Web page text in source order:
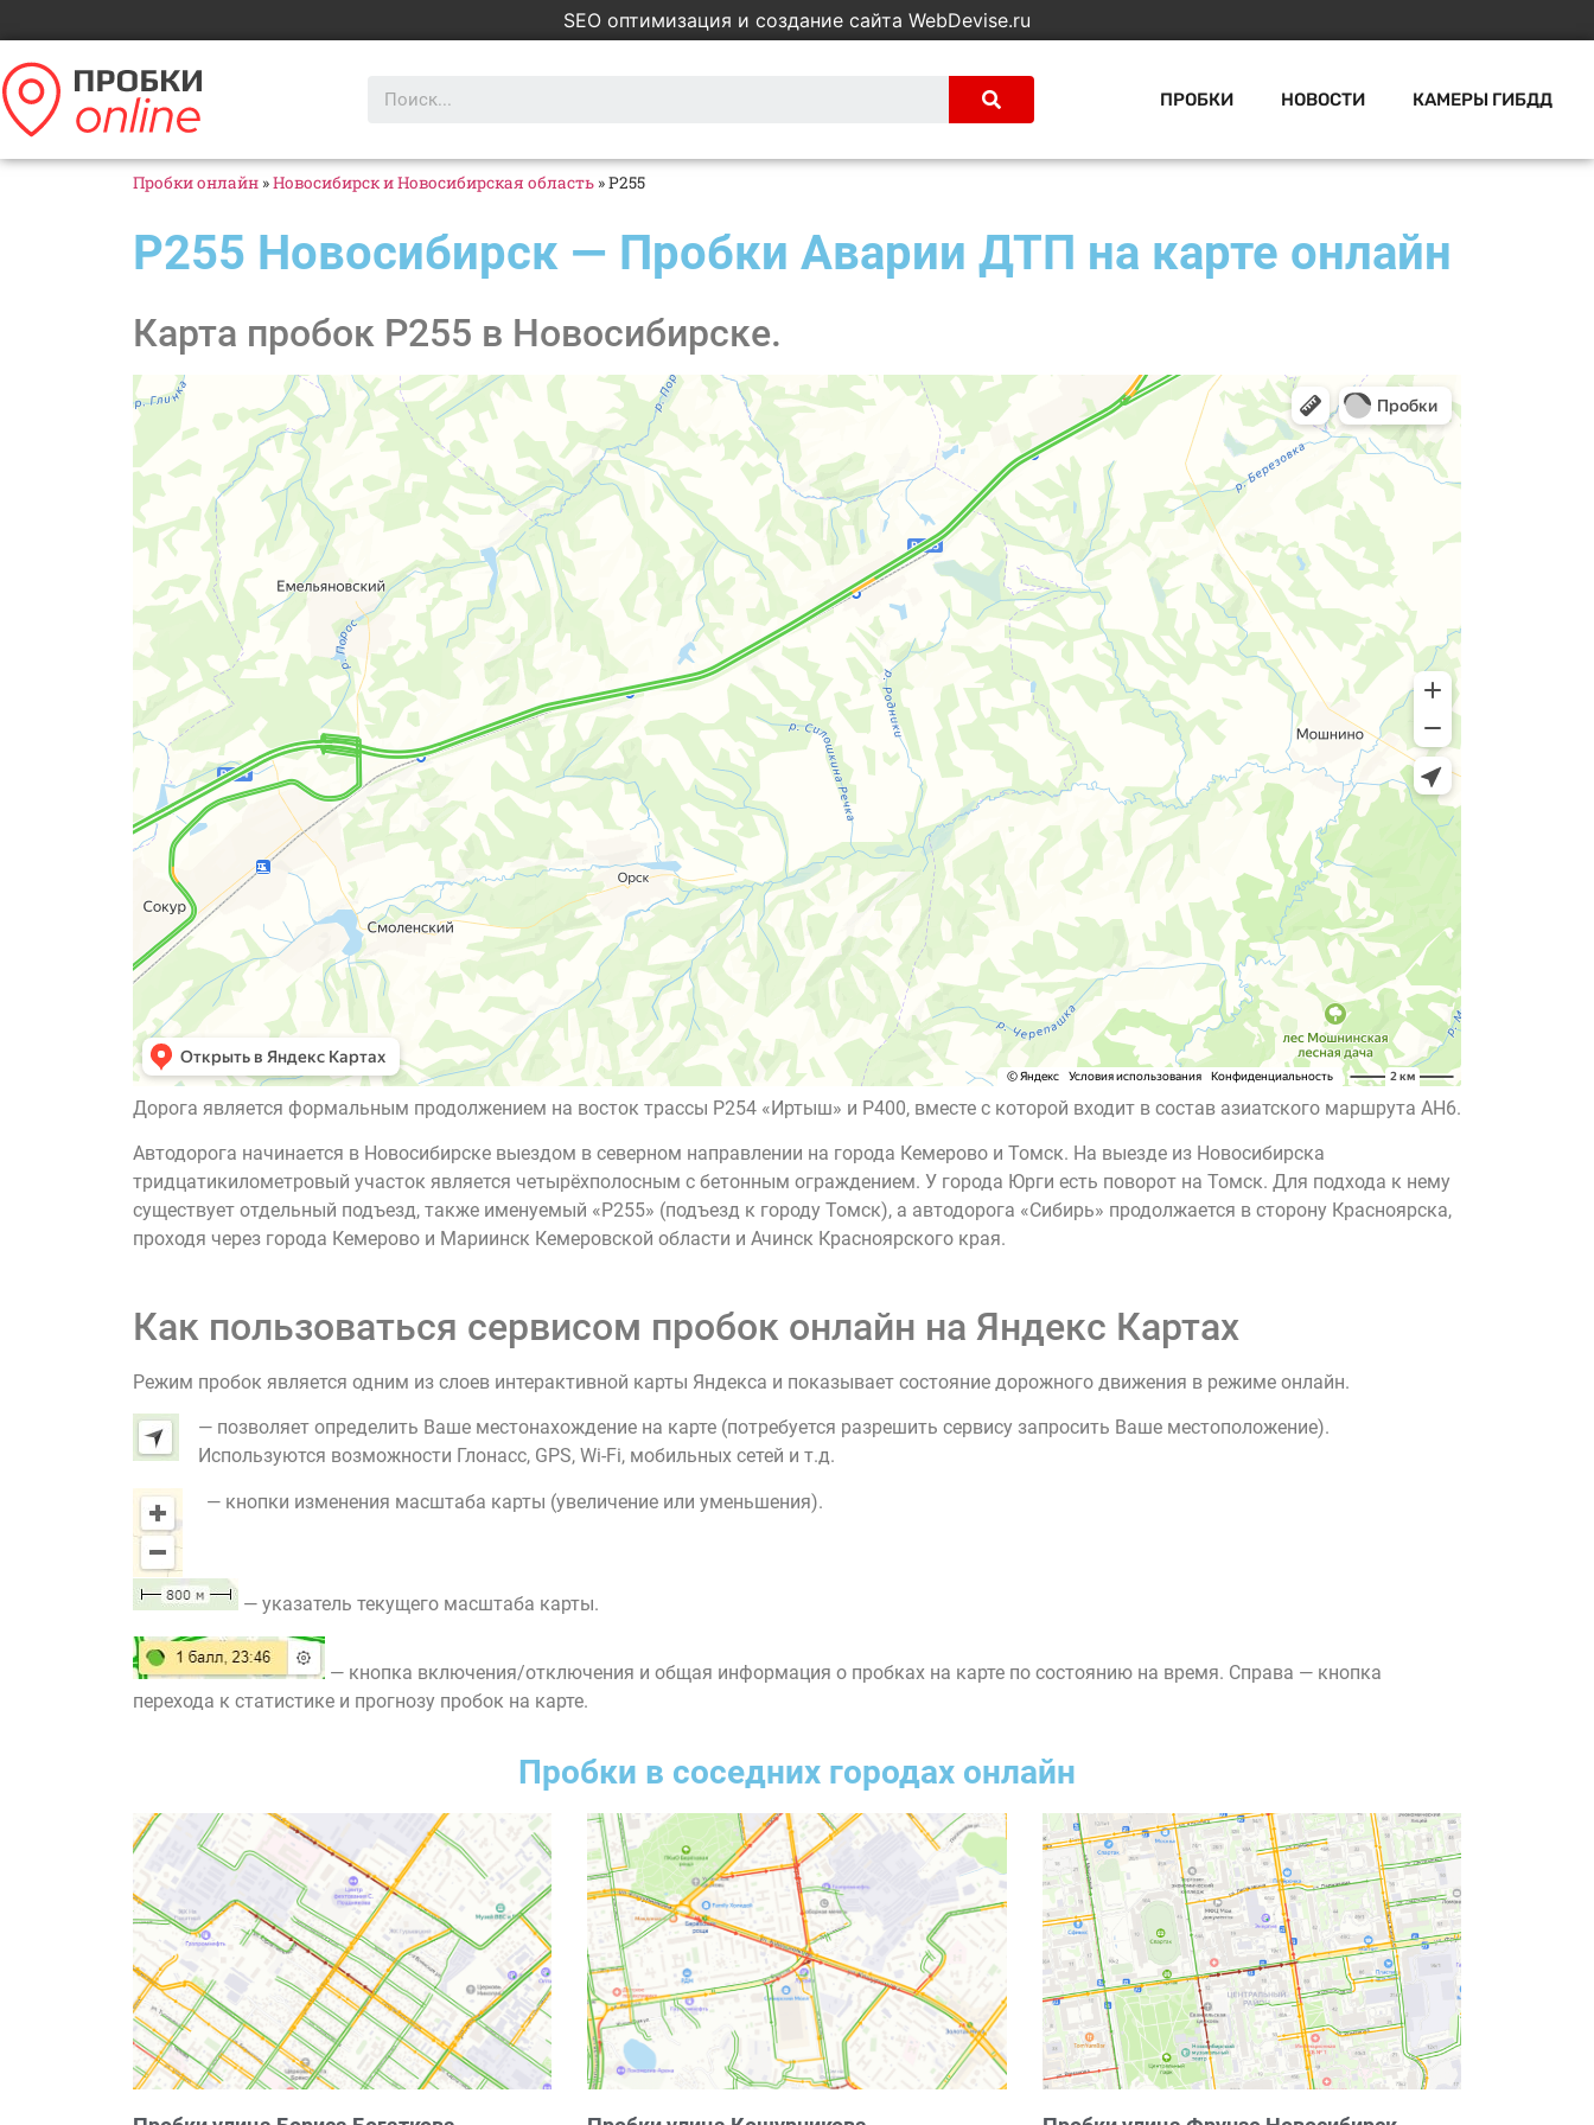
SEO оптимизация и создание сайта WebDevise.ru
ПРОБКИ НОВОСТИ КАМЕРЫ ГИБДД
Пробки онлайн »Новосибирск и Новосибирская область »Р255
Р255 Новосибирск — Пробки Аварии ДТП на карте онлайн
Карта пробок Р255 в Новосибирске.
Дорога является формальным продолжением на восток трассы Р254 «Иртыш» и Р400, вместе с которой входит в состав азиатского маршрута AH6.
Автодорога начинается в Новосибирске выездом в северном направлении на города Кемерово и Томск. На выезде из Новосибирска
тридцатикилометровый участок является четырёхполосным с бетонным ограждением. У города Юрги есть поворот на Томск. Для подхода к нему
существует отдельный подъезд, также именуемый «Р255» (подъезд к городу Томск), а автодорога «Сибирь» продолжается в сторону Красноярска,
проходя через города Кемерово и Мариинск Кемеровской области и Ачинск Красноярского края.
Как пользоваться сервисом пробок онлайн на Яндекс Картах
Режим пробок является одним из слоев интерактивной карты Яндекса и показывает состояние дорожного движения в режиме онлайн.
— позволяет определить Ваше местонахождение на карте (потребуется разрешить сервису запросить Ваше местоположение).
Используются возможности Глонасс, GPS, Wi-Fi, мобильных сетей и т.д.
— кнопки изменения масштаба карты (увеличение или уменьшения).
— указатель текущего масштаба карты.
— кнопка включения/отключения и общая информация о пробках на карте по состоянию на время. Справа — кнопка
перехода к статистике и прогнозу пробок на карте.
Пробки в соседних городах онлайн